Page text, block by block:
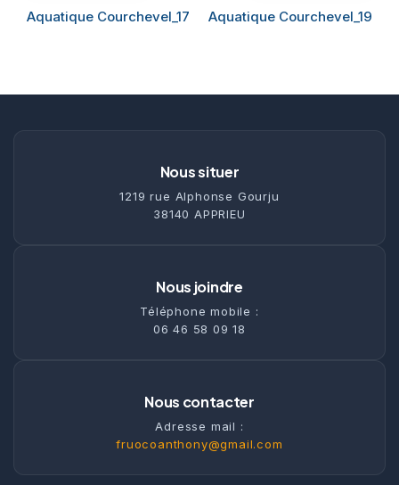
Aquatique Courchevel_17
Aquatique Courchevel_19
Nous situer
1219 rue Alphonse Gourju
38140 APPRIEU
Nous joindre
Téléphone mobile :
06 46 58 09 18
Nous contacter
Adresse mail :
fruocoanthony@gmail.com